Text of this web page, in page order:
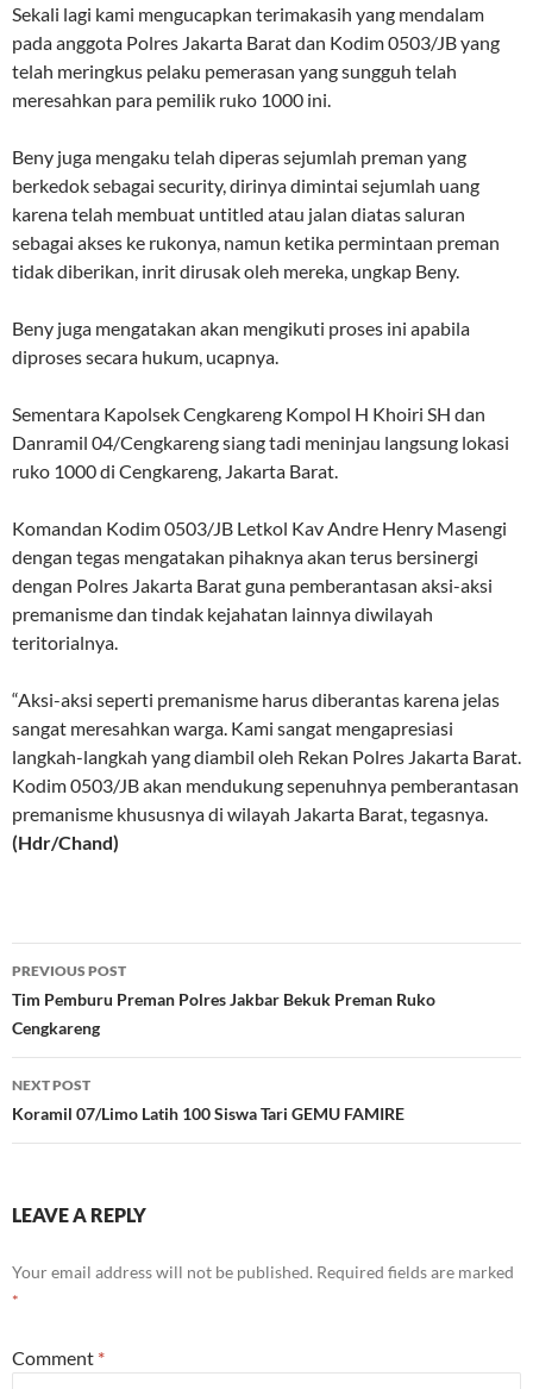
Sekali lagi kami mengucapkan terimakasih yang mendalam
pada anggota Polres Jakarta Barat dan Kodim 0503/JB yang
telah meringkus pelaku pemerasan yang sungguh telah
meresahkan para pemilik ruko 1000 ini.
Beny juga mengaku telah diperas sejumlah preman yang
berkedok sebagai security, dirinya dimintai sejumlah uang
karena telah membuat untitled atau jalan diatas saluran
sebagai akses ke rukonya, namun ketika permintaan preman
tidak diberikan, inrit dirusak oleh mereka, ungkap Beny.
Beny juga mengatakan akan mengikuti proses ini apabila
diproses secara hukum, ucapnya.
Sementara Kapolsek Cengkareng Kompol H Khoiri SH dan
Danramil 04/Cengkareng siang tadi meninjau langsung lokasi
ruko 1000 di Cengkareng, Jakarta Barat.
Komandan Kodim 0503/JB Letkol Kav Andre Henry Masengi
dengan tegas mengatakan pihaknya akan terus bersinergi
dengan Polres Jakarta Barat guna pemberantasan aksi-aksi
premanisme dan tindak kejahatan lainnya diwilayah
teritorialnya.
“Aksi-aksi seperti premanisme harus diberantas karena jelas
sangat meresahkan warga. Kami sangat mengapresiasi
langkah-langkah yang diambil oleh Rekan Polres Jakarta Barat.
Kodim 0503/JB akan mendukung sepenuhnya pemberantasan
premanisme khususnya di wilayah Jakarta Barat, tegasnya.
(Hdr/Chand)
Post
navigation
PREVIOUS POST
Tim Pemburu Preman Polres Jakbar Bekuk Preman Ruko
Cengkareng
NEXT POST
Koramil 07/Limo Latih 100 Siswa Tari GEMU FAMIRE
LEAVE A REPLY
Your email address will not be published. Required fields are marked
*
Comment *